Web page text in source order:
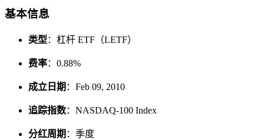
基本信息
类型 ：杠杆 ETF（LETF）
费率：0.88%
成立日期 ：Feb 09, 2010
追踪指数：NASDAQ-100 Index
分红周期 ：季度